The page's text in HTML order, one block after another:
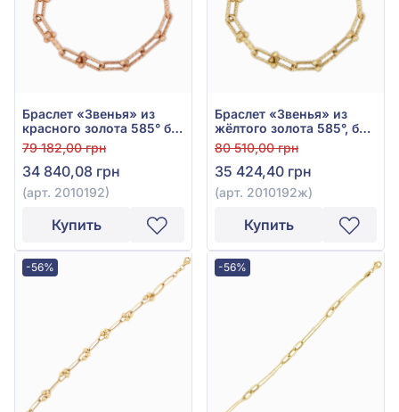
Браслет «Звенья» из
красного золота 585° без
вставки, арт. 2010192
79 182,00 грн
34 840,08 грн
(арт. 2010192)
Купить
Браслет «Звенья» из
жёлтого золота 585°, без
вставки, арт. 2010192ж
80 510,00 грн
35 424,40 грн
(арт. 2010192ж)
Купить
-56% -56%